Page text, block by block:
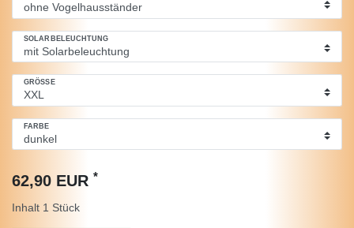
SOLARBELEUCHTUNG
GRÖSSE
FARBE
62,90 EUR *
Inhalt 1 Stück